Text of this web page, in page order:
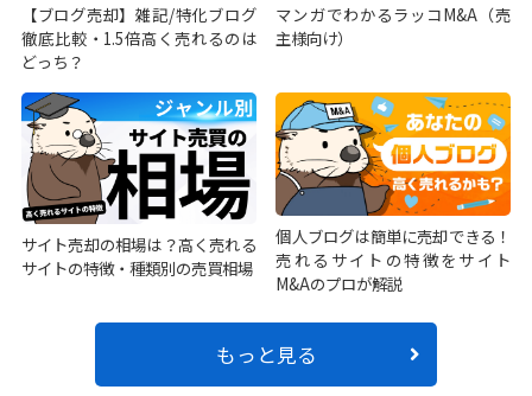
【ブログ売却】雑記/特化ブログ
徹底比較・1.5倍高く売れるのは
どっち？
マンガでわかるラッコM&A（売
主様向け）
サイト売却の相場は？高く売れる
サイトの特徴・種類別の売買相場
個人ブログは簡単に売却できる！
売れるサイトの特徴をサイト
M&Aのプロが解説
もっと見る